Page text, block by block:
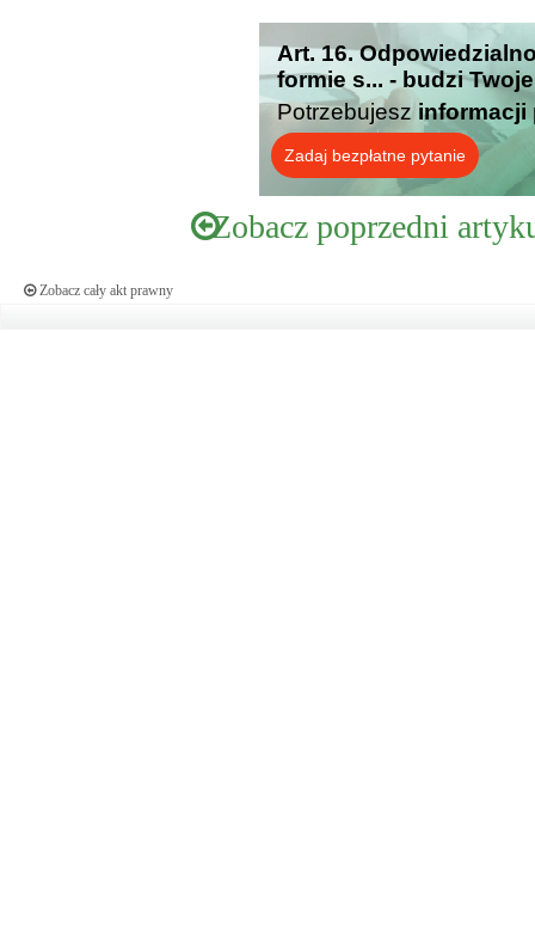
Art. 16.
formie s... - budzi
Potrzebujesz informacji
Zadaj bezpłatne pytanie
Zobacz poprzedni
Zobacz cały akt prawny